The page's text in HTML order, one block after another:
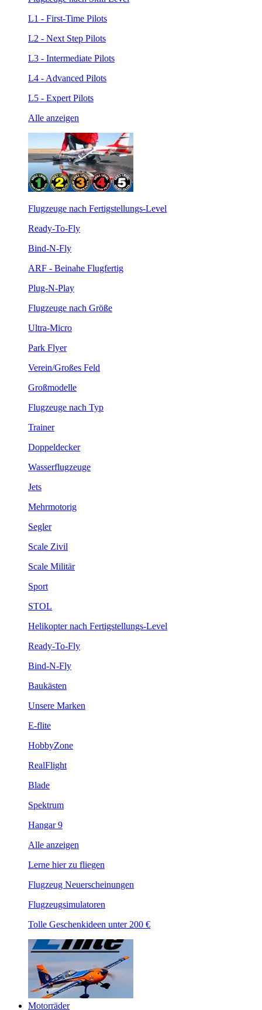
L1 - First-Time Pilots
L2 - Next Step Pilots
L3 - Intermediate Pilots
L4 - Advanced Pilots
L5 - Expert Pilots
Alle anzeigen
Flugzeuge nach Fertigstellungs-Level
Ready-To-Fly
Bind-N-Fly
ARF - Beinahe Flugfertig
Plug-N-Play
Flugzeuge nach Größe
Ultra-Micro
Park Flyer
Verein/Großes Feld
Großmodelle
Flugzeuge nach Typ
Trainer
Doppeldecker
Wasserflugzeuge
Jets
Mehrmotorig
Segler
Scale Zivil
Scale Militär
Sport
STOL
Helikopter nach Fertigstellungs-Level
Ready-To-Fly
Bind-N-Fly
Baukästen
Unsere Marken
E-flite
HobbyZone
RealFlight
Blade
Spektrum
Hangar 9
Alle anzeigen
Lerne hier zu fliegen
Flugzeug Neuerscheinungen
Flugzeugsimulatoren
Tolle Geschenkideen unter 200 €
Motorräder